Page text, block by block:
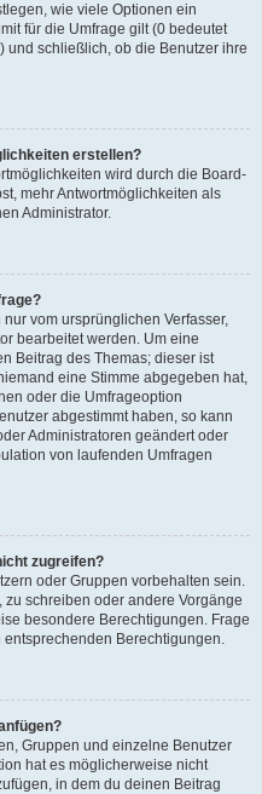
wie viele Optionen ein
für die Umfrage gilt (0 bedeutet
schließlich, ob die Benutzer ihre
erstellen?
wird durch die Board-
mehr Antwortmöglichkeiten als
Administrator.
vom ursprünglichen Verfasser,
bearbeitet werden. Um eine
Beitrag des Themas; dieser ist
eine Stimme abgegeben hat,
oder die Umfrageoption
abgestimmt haben, so kann
Administratoren geändert oder
von laufenden Umfragen
zugreifen?
oder Gruppen vorbehalten sein.
schreiben oder andere Vorgänge
besondere Berechtigungen. Frage
Berechtigungen.
Gruppen und einzelne Benutzer
hat es möglicherweise nicht
in dem du deinen Beitrag